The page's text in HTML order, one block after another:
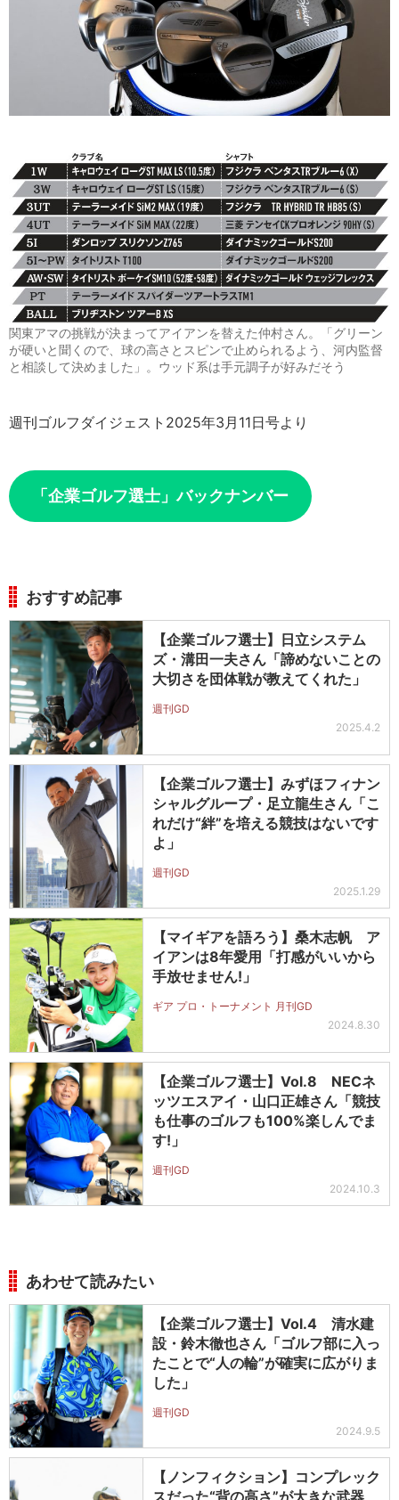
関東アマの挑戦が決まってアイアンを替えた仲村さん。「グリーン
が硬いと聞くので、球の高さとスピンで止められるよう、河内監督
と相談して決めました」。ウッド系は手元調子が好みだそう
週刊ゴルフダイジェスト2025年3月11日号より
「企業ゴルフ選士」バックナンバー
おすすめ記事
【企業ゴルフ選士】日立システム
ズ・溝田一夫さん「諦めないことの
大切さを団体戦が教えてくれた」
週刊GD
2025.4.2
【企業ゴルフ選士】みずほフィナン
シャルグループ・足立龍生さん「こ
れだけ“絆”を培える競技はないです
よ」
週刊GD
2025.1.29
【マイギアを語ろう】桑木志帆 ア
イアンは8年愛用「打感がいいから
手放せません!」
ギア プロ・トーナメント 月刊GD
2024.8.30
【企業ゴルフ選士】Vol.8 NECネ
ッツエスアイ・山口正雄さん「競技
も仕事のゴルフも100%楽しんでま
す!」
週刊GD
2024.10.3
あわせて読みたい
【企業ゴルフ選士】Vol.4 清水建
設・鈴木徹也さん「ゴルフ部に入っ
たことで“人の輪”が確実に広がりま
した」
週刊GD
2024.9.5
【ノンフィクション】コンプレック
スだった“背の高さ”が大きな武器